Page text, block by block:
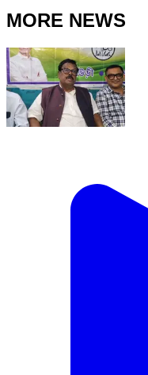
MORE NEWS